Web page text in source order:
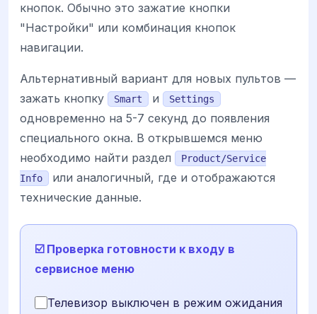
кнопок. Обычно это зажатие кнопки
"Настройки" или комбинация кнопок
навигации.
Альтернативный вариант для новых пультов —
зажать кнопку
Smart и Settings
одновременно на 5-7 секунд до появления
специального окна. В открывшемся меню
необходимо найти раздел
Product/Service
Info
или аналогичный, где и отображаются
технические данные.
☑️ Проверка готовности к входу в
сервисное меню
Телевизор выключен в режим ожидания